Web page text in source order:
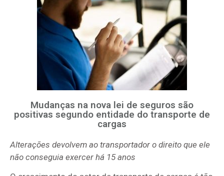
Mudanças na nova lei de seguros são
positivas segundo entidade do transporte de
cargas
Alterações devolvem ao transportador o direito que ele
não conseguia exercer há 15 anos